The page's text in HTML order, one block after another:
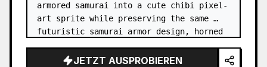
armored samurai into a cute chibi pixel-
art sprite while preserving the same
futuristic samurai armor design, horned
accents, glowing cyan energy details,…
JETZT AUSPROBIEREN